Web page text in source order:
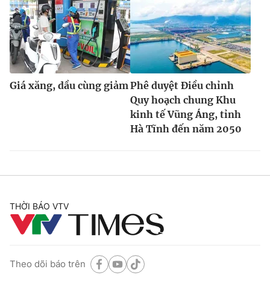
Giá xăng, dầu cùng giảm Phê duyệt Điều chỉnh
Quy hoạch chung Khu
kinh tế Vũng Áng, tỉnh
Hà Tĩnh đến năm 2050
THỜI BÁO VTV
Theo dõi báo trên